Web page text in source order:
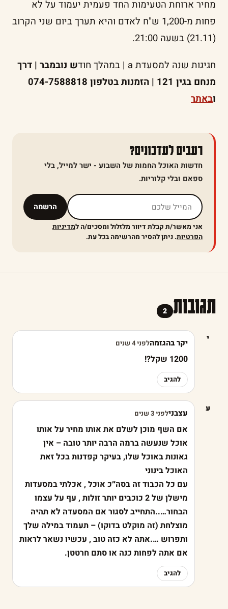
מחיר ארוחת הטעימות החד פעמית יעמוד על לא
פחות מ-1,200 ש"ח לאדם והיא תערך ביום שני הקרוב
(21.11) בשעה 21:00.
חגיגות שנה למסעדת a | במהלך חוד
ש נובמבר | דרך
מנחם בגין 121 | הזמנות בטלפון 074-7588818
ובאתר
רעבים לעדכונים?
חדשות האוכל החמות של השבוע - ישר למייל, בלי
ספאם ובלי קלוריות.
הרשמה אל תמלאו שדה זה
אני מאשר/ת קבלת דיוור מלזלול ומסכים/ה למדיניות
הפרטיות. ניתן להסיר מהרשימה בכל עת.
תגובות 2
י יקר בהגזמהלפני 4 שנים
1200 שקל?!
להגיב
ע עצבנילפני 3 שנים
אם השף מוכן לשלם את אותו מחיר על אותו
אוכל שנעשה ברמה הרבה יותר טובה – אין
גאונות באוכל שלו, בעיקר קפדנות בכל זאת
האוכל בינוני
עם כל הכבוד זה בסה״כ אוכל , אכלתי במסעדות
מישלן של 2 כוכבים יותר זולות , עף על עצמו
הבחור…..התחייב לסגור אם המסעדה לא תהיה
מוצלחת (זה מוקלט בדוקו) – תעמוד במילה שלך
ותפרוש ….אתה לא כזה טוב , עכשיו נשאר לראות
אם אתה לפחות כנה או סתם חרטטן.
להגיב